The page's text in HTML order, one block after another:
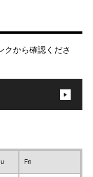
クから確認くださ
Fri